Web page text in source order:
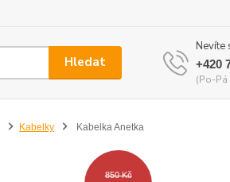
Hledat
Nevíte
+420
(Po-
Kabelky Kabelka Anetka
850 Kč